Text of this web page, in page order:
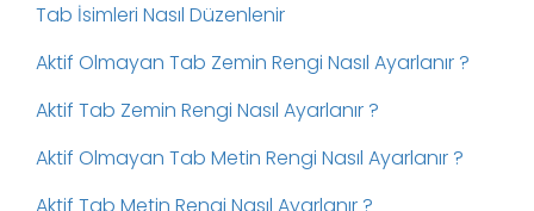
Tab İsimleri Nasıl Düzenlenir
Aktif Olmayan Tab Zemin Rengi Nasıl Ayarlanır ?
Aktif Tab Zemin Rengi Nasıl Ayarlanır ?
Aktif Olmayan Tab Metin Rengi Nasıl Ayarlanır ?